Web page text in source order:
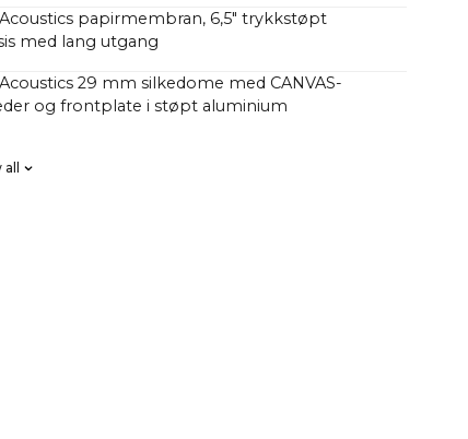
papirmembran, 6,5" trykkstøpt
med lang utgang
29 mm silkedome med CANVAS-
og frontplate i støpt aluminium
soundbars, noe som tyder på at de har
watt i forsterkeren.